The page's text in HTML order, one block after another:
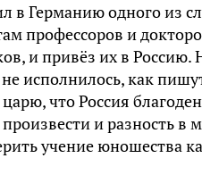
в Германию одного из
профессоров и
и привёз их в Россию.
исполнилось, как
что Россия
и разность в
учение юношества